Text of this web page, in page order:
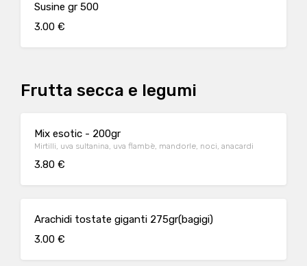
Susine gr 500
3.00 €
Frutta secca e legumi
Mix esotic - 200gr
Mirtilli, uva sultanina, uva flambè, mandorle, noci, anacardi
3.80 €
Arachidi tostate giganti 275gr(bagigi)
3.00 €